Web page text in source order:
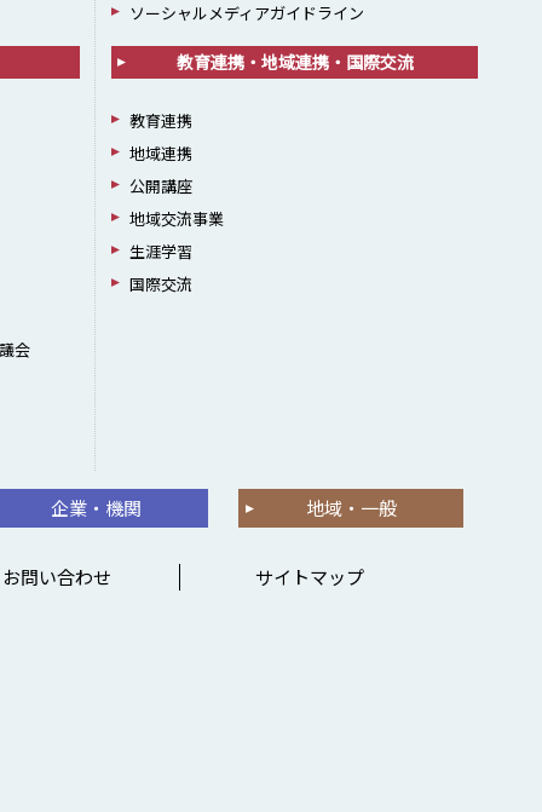
会
ソーシャルメディアガイドライン
教育連携・地域連携・国際交流
教育連携
地域連携
公開講座
地域交流事業
生涯学習
国際交流
企業・機関 地域・一般
お問い合わせ サイトマップ